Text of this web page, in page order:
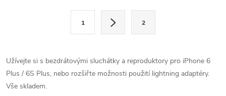
d
a
á
n
k
1 2
Užívejte si s bezdrátovými sluchátky a reproduktory pro iPhone 6
Plus / 6S Plus, nebo rozšiřte možnosti použití lightning adaptéry.
Vše skladem.